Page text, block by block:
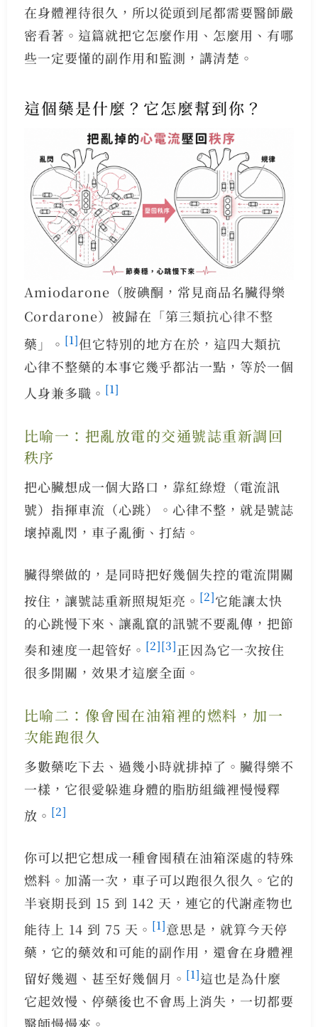
在身體裡待很久，所以從頭到尾都需要醫師嚴
密看著。這篇就把它怎麼作用、怎麼用、有哪
些一定要懂的副作用和監測，講清楚。
這個藥是什麼？它怎麼幫到你？
Amiodarone（胺碘酮，常見商品名臟得樂
Cordarone）被歸在「第三類抗心律不整
藥」。 [1]但它特別的地方在於，這四大類抗
心律不整藥的本事它幾乎都沾一點，等於一個
人身兼多職。 [1]
比喻一：把亂放電的交通號誌重新調回
秩序
把心臟想成一個大路口，靠紅綠燈（電流訊
號）指揮車流（心跳）。心律不整，就是號誌
壞掉亂閃，車子亂衝、打結。
臟得樂做的，是同時把好幾個失控的電流開關
按住，讓號誌重新照規矩亮。 [2]它能讓太快
的心跳慢下來、讓亂竄的訊號不要亂傳，把節
奏和速度一起管好。 [2][3]正因為它一次按住
很多開關，效果才這麼全面。
比喻二：像會囤在油箱裡的燃料，加一
次能跑很久
多數藥吃下去、過幾小時就排掉了。臟得樂不
一樣，它很愛躲進身體的脂肪組織裡慢慢釋
放。 [2]
你可以把它想成一種會囤積在油箱深處的特殊
燃料。加滿一次，車子可以跑很久很久。它的
半衰期長到 15 到 142 天，連它的代謝產物也
能待上 14 到 75 天。 [1]意思是，就算今天停
藥，它的藥效和可能的副作用，還會在身體裡
留好幾週、甚至好幾個月。 [1]這也是為什麼
它起效慢、停藥後也不會馬上消失，一切都要